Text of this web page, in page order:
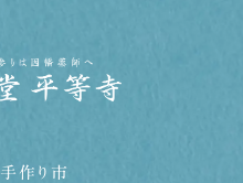
手作り市